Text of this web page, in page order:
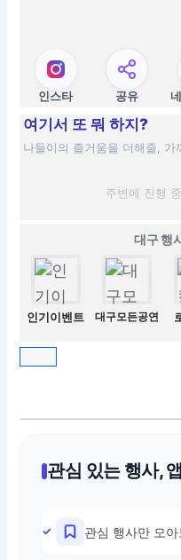
인스타 공유
여기서 또 뭐 하지?
나들이의 즐거움을 더해줄, 가
주변에 진행
대구 행
인기이벤트 대구모든공연
관심 있는 행사,
관심 행사만 모